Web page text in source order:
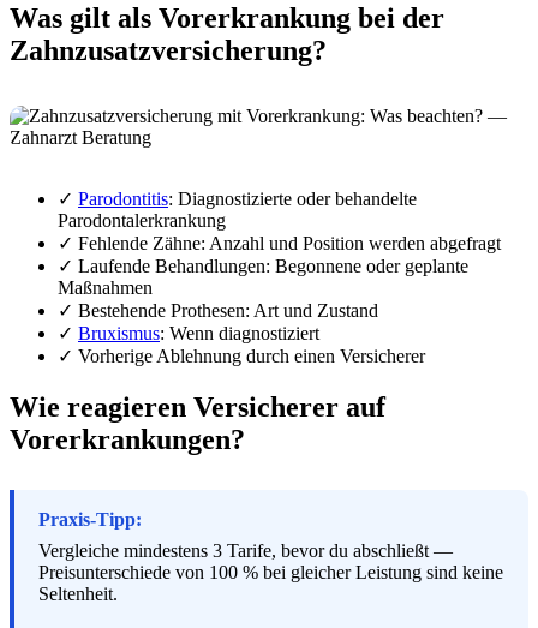
Was gilt als Vorerkrankung bei der
Zahnzusatzversicherung?
✓ Parodontitis: Diagnosti­zierte oder behandelte
Parodontalerkrankung
✓ Fehlende Zähne: Anzahl und Position werden abgefragt
✓ Laufende Behandlungen: Begonnene oder geplante
Maßnahmen
✓ Bestehende Prothesen: Art und Zustand
✓ Bruxismus: Wenn diagnostiziert
✓ Vorherige Ablehnung durch einen Versicherer
Wie reagieren Versicherer auf
Vorerkrankungen?
Praxis-Tipp:
Vergleiche mindestens 3 Tarife, bevor du abschließt —
Preisunterschiede von 100 % bei gleicher Leistung sind keine
Seltenheit.